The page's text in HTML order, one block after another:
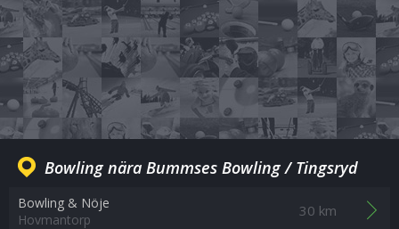
Bowling nära Bummses Bowling / Tingsryd
Bowling & Nöje
Hovmantorp
30 km